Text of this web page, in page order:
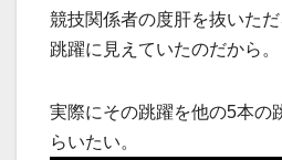
競技関係者の度肝を抜いた
跳躍に見えていたのだから。
実際にその跳躍を他の5本の
らいたい。